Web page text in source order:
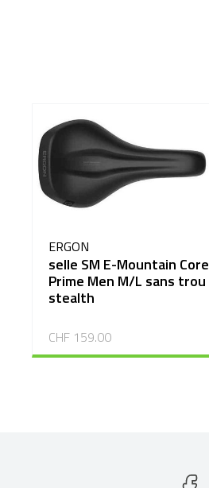
ERGON
selle SM E-Mountain Core
Prime Men M/L sans trou
stealth
CHF 159.00